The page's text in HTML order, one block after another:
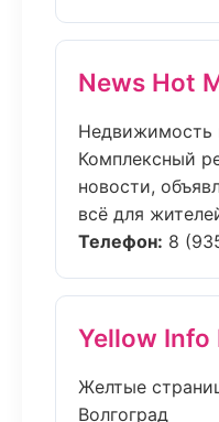
News Hot
Недвижимость
Комплексный
новости,
всё для
Телефон: 8
Yellow Info
Желтые
Волгоград